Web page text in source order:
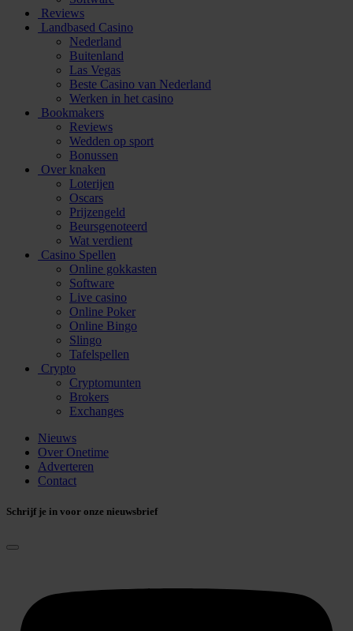
Reviews
Landbased Casino
Nederland
Buitenland
Las Vegas
Beste Casino van Nederland
Werken in het casino
Bookmakers
Reviews
Wedden op sport
Bonussen
Over knaken
Loterijen
Oscars
Prijzengeld
Beursgenoteerd
Wat verdient
Casino Spellen
Online gokkasten
Software
Live casino
Online Poker
Online Bingo
Slingo
Tafelspellen
Crypto
Cryptomunten
Brokers
Exchanges
Nieuws
Over Onetime
Adverteren
Contact
Schrijf je in voor onze nieuwsbrief